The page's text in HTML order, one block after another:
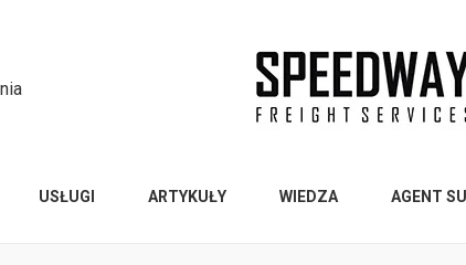
USŁUGI ARTYKUŁY WIEDZA AGENT